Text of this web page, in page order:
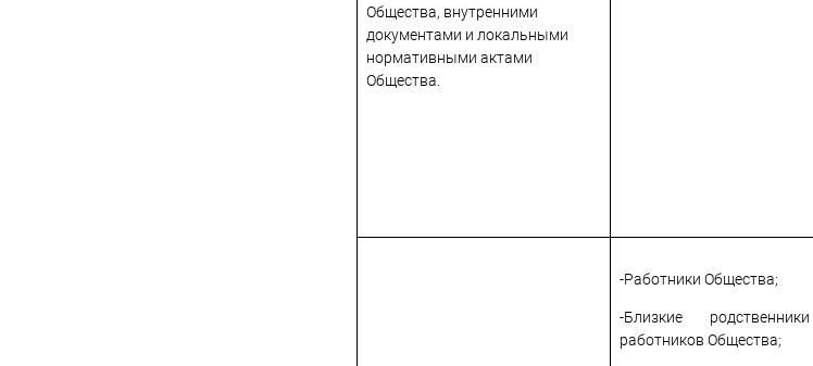
Общества, внутренними
документами и локальными
нормативными актами
Общества.
-Работники Общества;
-Близкие родственники
работников Общества;